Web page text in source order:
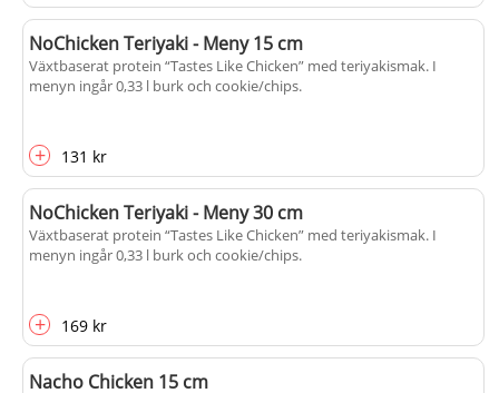
NoChicken Teriyaki - Meny 15 cm
Växtbaserat protein “Tastes Like Chicken” med teriyakismak. I
menyn ingår 0,33 l burk och cookie/chips.
+ 131 kr
NoChicken Teriyaki - Meny 30 cm
Växtbaserat protein “Tastes Like Chicken” med teriyakismak. I
menyn ingår 0,33 l burk och cookie/chips.
+ 169 kr
Nacho Chicken 15 cm